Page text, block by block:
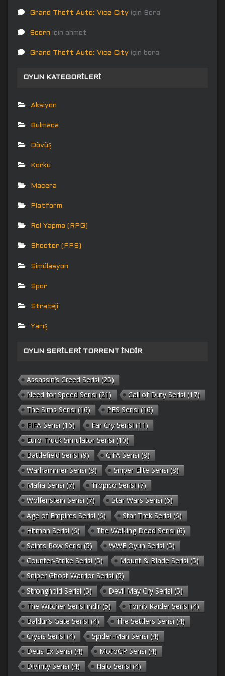
Grand Theft Auto: Vice City için Bora
Scorn için ahmet
Grand Theft Auto: Vice City için bora
OYUN KATEGORILERI
Aksiyon
Bulmaca
Dövüş
Korku
Macera
Platform
Rol Yapma (RPG)
Shooter (FPS)
Simülasyon
Spor
Strateji
Yarış
OYUN SERILERI TORRENT İNDIR
Assassin’s Creed Serisi (25)
Need for Speed Serisi (21) Call of Duty Serisi (17)
The Sims Serisi (16) PES Serisi (16)
FIFA Serisi (16) Far Cry Serisi (11)
Euro Truck Simulator Serisi (10)
Battlefield Serisi (9) GTA Serisi (8)
Warhammer Serisi (8) Sniper Elite Serisi (8)
Mafia Serisi (7) Tropico Serisi (7)
Wolfenstein Serisi (7) Star Wars Serisi (6)
Age of Empires Serisi (6) Star Trek Serisi (6)
Hitman Serisi (6) The Walking Dead Serisi (6)
Saints Row Serisi (5) WWE Oyun Serisi (5)
Counter-Strike Serisi (5) Mount & Blade Serisi (5)
Sniper Ghost Warrior Serisi (5)
Stronghold Serisi (5) Devil May Cry Serisi (5)
The Witcher Serisi indir(5) Tomb Raider Serisi (4)
Baldur’s Gate Serisi (4) The Settlers Serisi (4)
Crysis Serisi (4) Spider-Man Serisi (4)
Deus Ex Serisi (4) MotoGP Serisi (4)
Divinity Serisi (4) Halo Serisi (4)